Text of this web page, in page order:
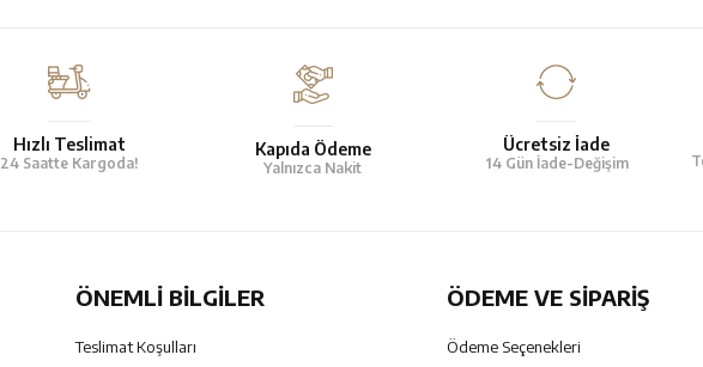
Hızlı Teslimat
24 Saatte Kargoda!
Kapıda Ödeme
Yalnızca Nakit
Ücretsiz İade
14 Gün İade-Değişim
ÖNEMLI BILGILER
Teslimat Koşulları
ÖDEME VE SİPARİŞ
Ödeme Seçenekleri